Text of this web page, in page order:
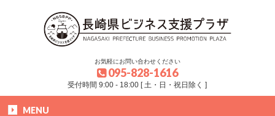
お気軽にお問い合わせください
095-828-1616
受付時間 9:00 - 18:00 [ 土・日・祝日除く ]
MENU